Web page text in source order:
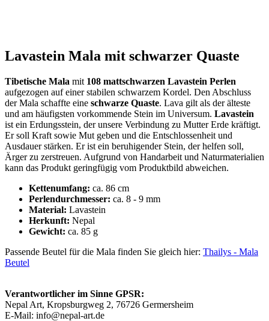
Lavastein Mala mit schwarzer Quaste
Tibetische Mala mit 108 mattschwarzen Lavastein Perlen
aufgezogen auf einer stabilen schwarzem Kordel. Den Abschluss
der Mala schaffte eine schwarze Quaste. Lava gilt als der älteste
und am häufigsten vorkommende Stein im Universum. Lavastein
ist ein Erdungsstein, der unsere Verbindung zu Mutter Erde kräftigt.
Er soll Kraft sowie Mut geben und die Entschlossenheit und
Ausdauer stärken. Er ist ein beruhigender Stein, der helfen soll,
Ärger zu zerstreuen. Aufgrund von Handarbeit und Naturmaterialien
kann das Produkt geringfügig vom Produktbild abweichen.
Kettenumfang: ca. 86 cm
Perlendurchmesser: ca. 8 - 9 mm
Material: Lavastein
Herkunft: Nepal
Gewicht: ca. 85 g
Passende Beutel für die Mala finden Sie gleich hier: Thailys - Mala
Beutel
Verantwortlicher im Sinne GPSR:
Nepal Art, Kropsburgweg 2, 76726 Germersheim
E-Mail: info@nepal-art.de